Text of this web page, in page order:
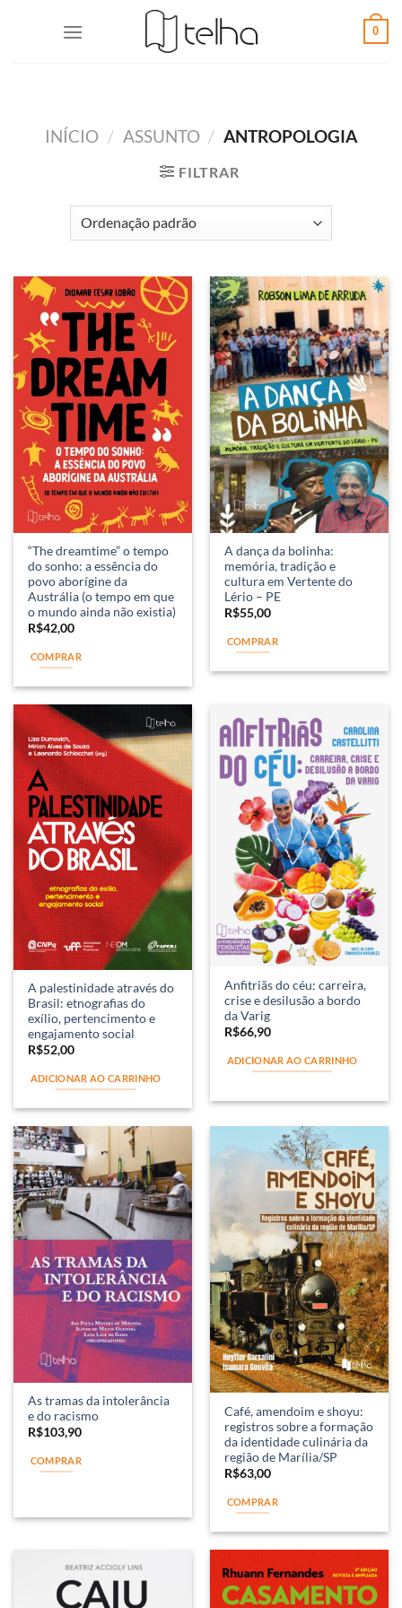
0
INÍCIO / ASSUNTO / ANTROPOLOGIA
FILTRAR
“The dreamtime” o tempo
do sonho: a essência do
povo aborígine da
Austrália (o tempo em que
o mundo ainda não existia)
R$42,00
COMPRAR
A dança da bolinha:
memória, tradição e
cultura em Vertente do
Lério – PE
R$55,00
COMPRAR
A palestinidade através do
Brasil: etnografias do
exílio, pertencimento e
engajamento social
R$52,00
ADICIONAR AO CARRINHO
Anfitriãs do céu: carreira,
crise e desilusão a bordo
da Varig
R$66,90
ADICIONAR AO CARRINHO
As tramas da intolerância
e do racismo
R$103,90
COMPRAR
Café, amendoim e shoyu:
registros sobre a formação
da identidade culinária da
região de Marília/SP
R$63,00
COMPRAR